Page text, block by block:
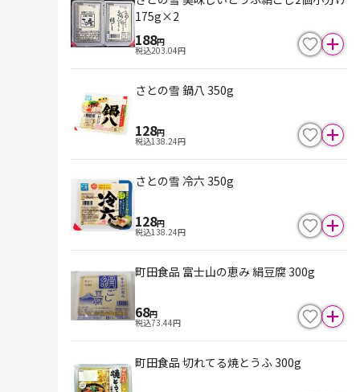
175g×2
188円
税込203.04円
さとの雪 鍋八 350g
128円
税込138.24円
さとの雪 冷六 350g
128円
税込138.24円
町田食品 富士山の恵み 絹豆腐 300g
68円
税込73.44円
町田食品 切れてる焼とうふ 300g